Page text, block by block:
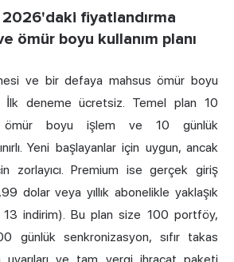
fiyatlandırma
ömür boyu kullanım planı
ve bir defaya mahsus ömür boyu
İlk deneme ücretsiz. Temel plan 10
boyu işlem ve 10 günlük
Yeni başlayanlar için uygun, ancak
zorlayıcı. Premium ise gerçek giriş
dolar veya yıllık abonelikle yaklaşık
13 indirim). Bu plan size 100 portföy,
günlük senkronizasyon, sıfır takas